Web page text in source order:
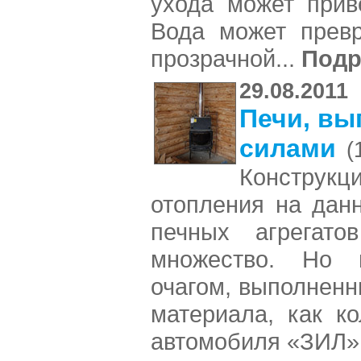
Вода может
прозрачной...
29.08.2011
Печи,
силами
отопления на
печных
множество. Но
очагом,
материала, как
автомобиля